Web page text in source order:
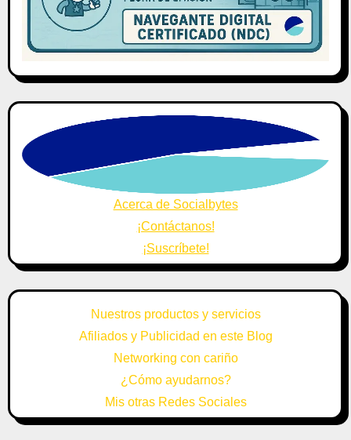
Acerca de Socialbytes
¡Contáctanos!
¡Suscríbete!
Nuestros productos y servicios
Afiliados y Publicidad en este Blog
Networking con cariño
¿Cómo ayudarnos?
Mis otras Redes Sociales